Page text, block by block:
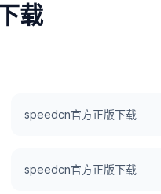
载
speedcn官方正版下载
speedcn官方正版下载